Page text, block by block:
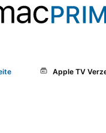
Apple TV